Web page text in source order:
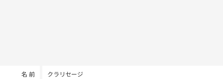
名 前 クラリセージ